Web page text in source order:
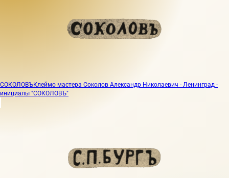
СОКОЛОВЪКлеймо мастера Соколов Александр Николаевич - Ленинград -
инициалы "СОКОЛОВЪ"